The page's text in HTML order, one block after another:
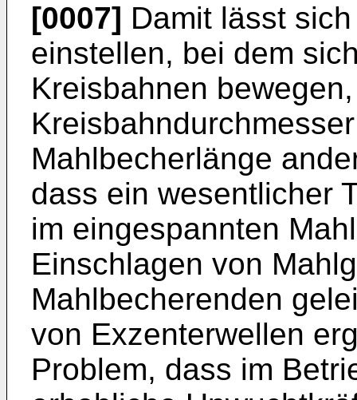
[0007] Damit lässt
einstellen, bei dem
Kreisbahnen
Mahlbecherlänge
dass ein wesentlicher
im eingespannten
Einschlagen von
Mahlbecherenden
von Exzenterwellen
Problem, dass im